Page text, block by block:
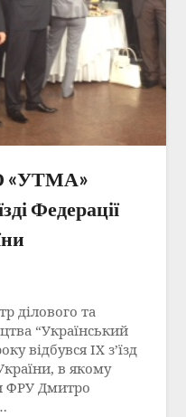
«УТМА»
Федерації
ділового та
“Український
відбувся IX з’їзд
в якому
ФРУ Дмитро